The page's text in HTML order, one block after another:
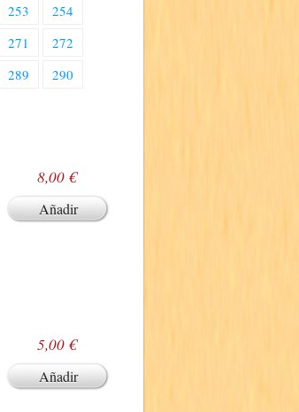
253
254
271
272
289
290
8,00 €
Añadir
5,00 €
Añadir